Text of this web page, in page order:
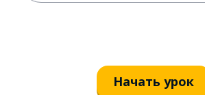
Начать урок